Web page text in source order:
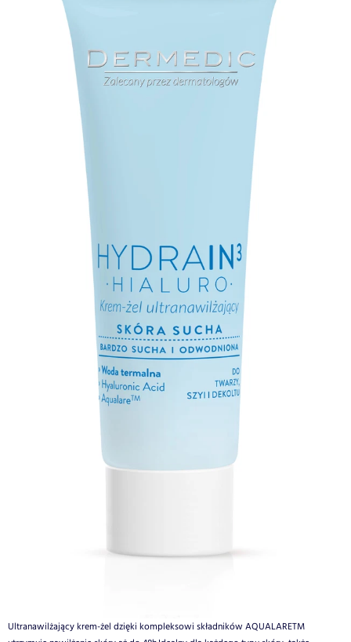
Ultranawilżający krem-żel dzięki kompleksowi składników AQUALARETM